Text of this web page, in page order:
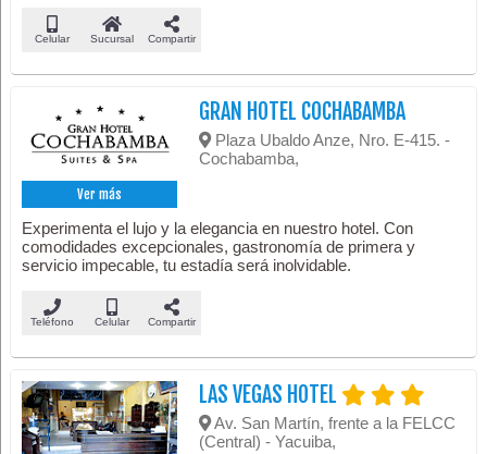
Celular Sucursal Compartir
Ver más
GRAN HOTEL COCHABAMBA
Plaza Ubaldo Anze, Nro. E-415. -
Cochabamba,
Experimenta el lujo y la elegancia en nuestro hotel. Con
comodidades excepcionales, gastronomía de primera y
servicio impecable, tu estadía será inolvidable.
Teléfono Celular Compartir
LAS VEGAS HOTEL
Av. San Martín, frente a la FELCC
(Central) - Yacuiba,